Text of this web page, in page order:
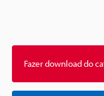
Fazer download do